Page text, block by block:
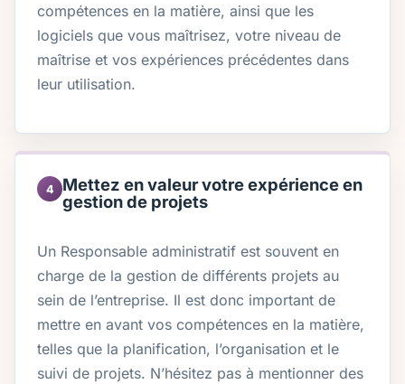
compétences en la matière, ainsi que les
logiciels que vous maîtrisez, votre niveau de
maîtrise et vos expériences précédentes dans
leur utilisation.
4
Mettez en valeur votre expérience en
gestion de projets
Un Responsable administratif est souvent en
charge de la gestion de différents projets au
sein de l’entreprise. Il est donc important de
mettre en avant vos compétences en la matière,
telles que la planification, l’organisation et le
suivi de projets. N’hésitez pas à mentionner des